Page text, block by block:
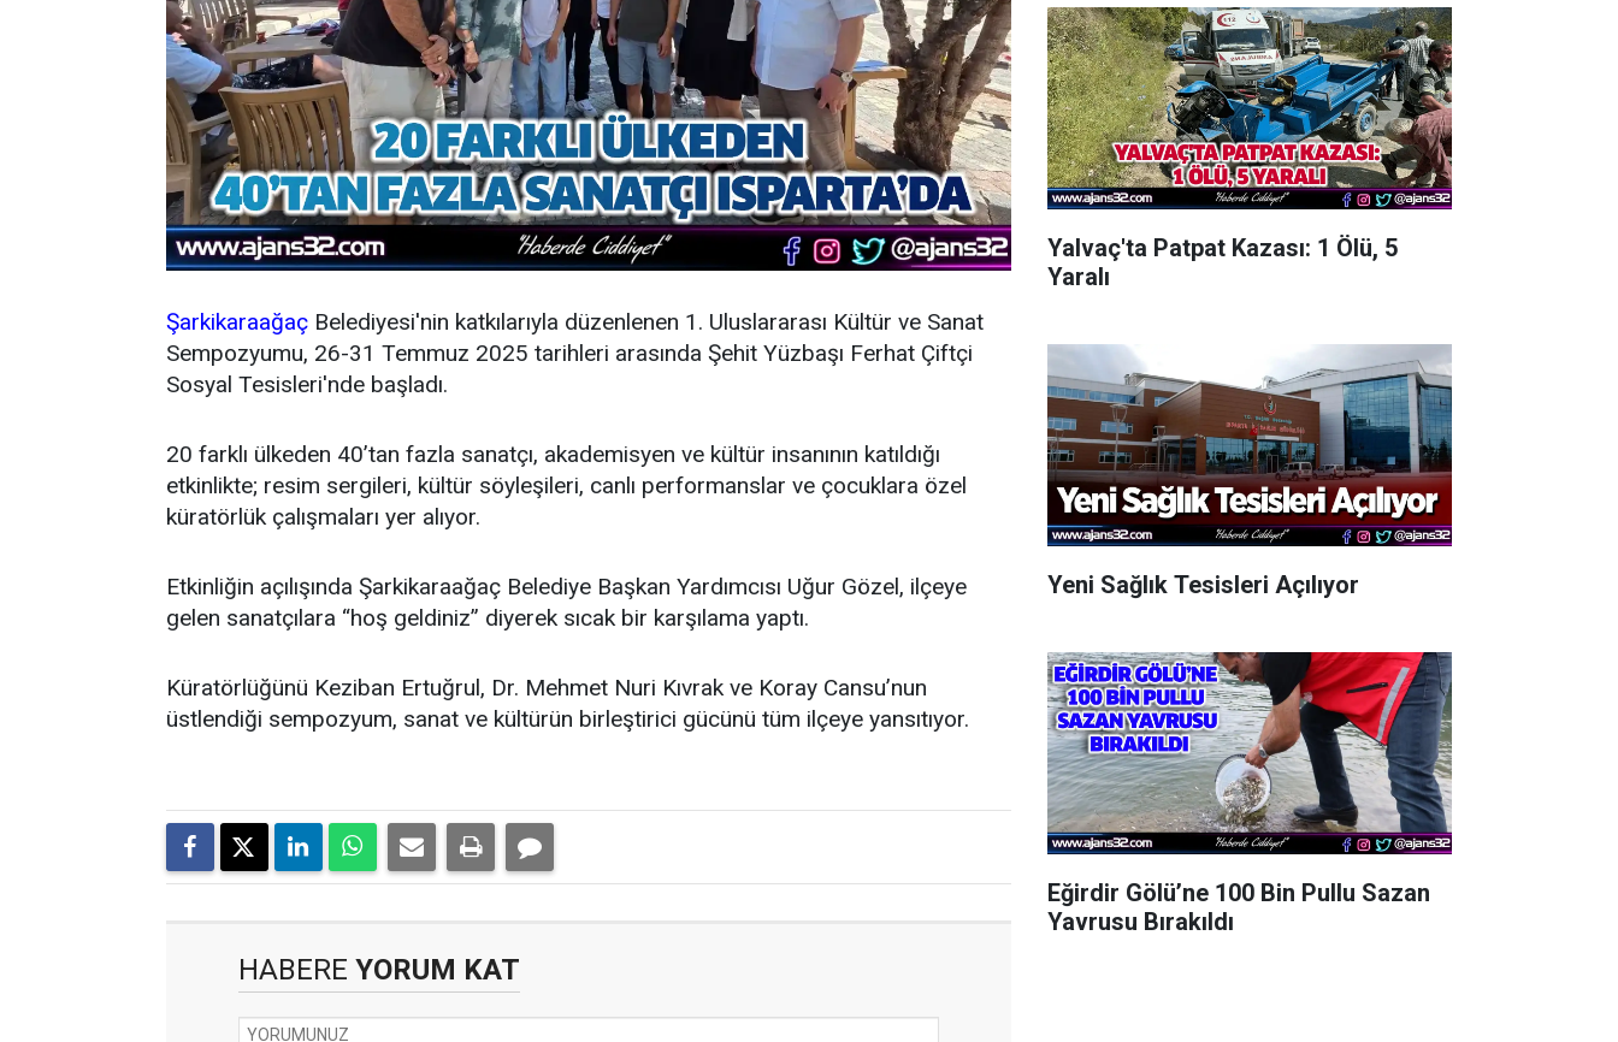
Şarkikaraağaç Belediyesi'nin katkılarıyla düzenlenen 1. Uluslararası Kültür ve Sanat
Sempozyumu, 26-31 Temmuz 2025 tarihleri arasında Şehit Yüzbaşı Ferhat Çiftçi
Sosyal Tesisleri'nde başladı.
20 farklı ülkeden 40’tan fazla sanatçı, akademisyen ve kültür insanının katıldığı
etkinlikte; resim sergileri, kültür söyleşileri, canlı performanslar ve çocuklara özel
küratörlük çalışmaları yer alıyor.
Etkinliğin açılışında Şarkikaraağaç Belediye Başkan Yardımcısı Uğur Gözel, ilçeye
gelen sanatçılara “hoş geldiniz” diyerek sıcak bir karşılama yaptı.
Küratörlüğünü Keziban Ertuğrul, Dr. Mehmet Nuri Kıvrak ve Koray Cansu’nun
üstlendiği sempozyum, sanat ve kültürün birleştirici gücünü tüm ilçeye yansıtıyor.
HABERE YORUM KAT
Yalvaç'ta Patpat Kazası: 1 Ölü, 5
Yaralı
Yeni Sağlık Tesisleri Açılıyor
Eğirdir Gölü’ne 100 Bin Pullu Sazan
Yavrusu Bırakıldı